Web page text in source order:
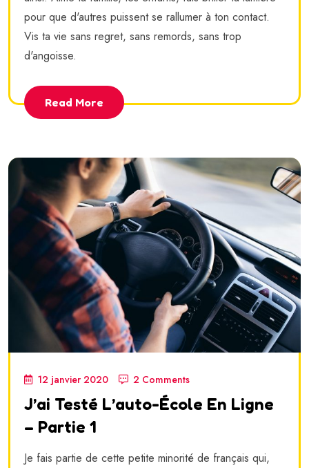
pour que d'autres puissent se rallumer à ton contact.
Vis ta vie sans regret, sans remords, sans trop
d'angoisse.
Read More
12 janvier 2020 2 Comments
J’ai Testé L’auto-École En Ligne
– Partie 1
Je fais partie de cette petite minorité de français qui,